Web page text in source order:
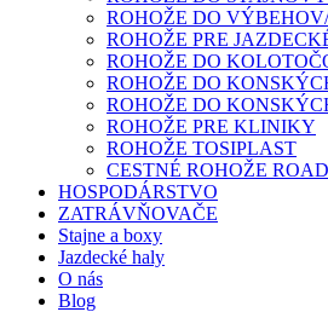
ROHOŽE DO
ROHOŽE PRE
ROHOŽE DO
ROHOŽE DO
ROHOŽE DO
ROHOŽE PRE KLINIKY
ROHOŽE TOSIPLAST
CESTNÉ ROHOŽE
HOSPODÁRSTVO
ZATRÁVŇOVAČE
Stajne a boxy
Jazdecké haly
O nás
Blog